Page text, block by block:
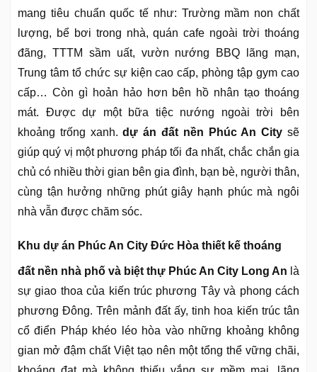
mang tiêu chuẩn quốc tế như: Trường mầm non chất
lượng, bể bơi trong nhà, quán cafe ngoài trời thoáng
đãng, TTTM sầm uất, vườn nướng BBQ lãng mạn,
Trung tâm tổ chức sự kiện cao cấp, phòng tập gym cao
cấp… Còn gì hoản hảo hơn bên hồ nhân tạo thoáng
mát. Được dự một bữa tiệc nướng ngoài trời bên
khoảng trống xanh.dự án đất nền Phúc An City sẽ
giúp quý vị một phương pháp tối đa nhất, chắc chắn gia
chủ có nhiều thời gian bên gia đình, bạn bè, người thân,
cùng tận hưởng những phút giây hạnh phúc mà ngôi
nhà vẫn được chăm sóc.
Khu dự án Phúc An City Đức Hòa thiết kế thoáng
đất nền nhà phố và biệt thự Phúc An City Long An là
sự giao thoa của kiến trúc phương Tây và phong cách
phương Đông. Trên mảnh đất ấy, tinh hoa kiến trúc tân
cổ điển Pháp khéo léo hòa vào những khoảng không
gian mở đậm chất Việt tạo nên một tổng thể vững chãi,